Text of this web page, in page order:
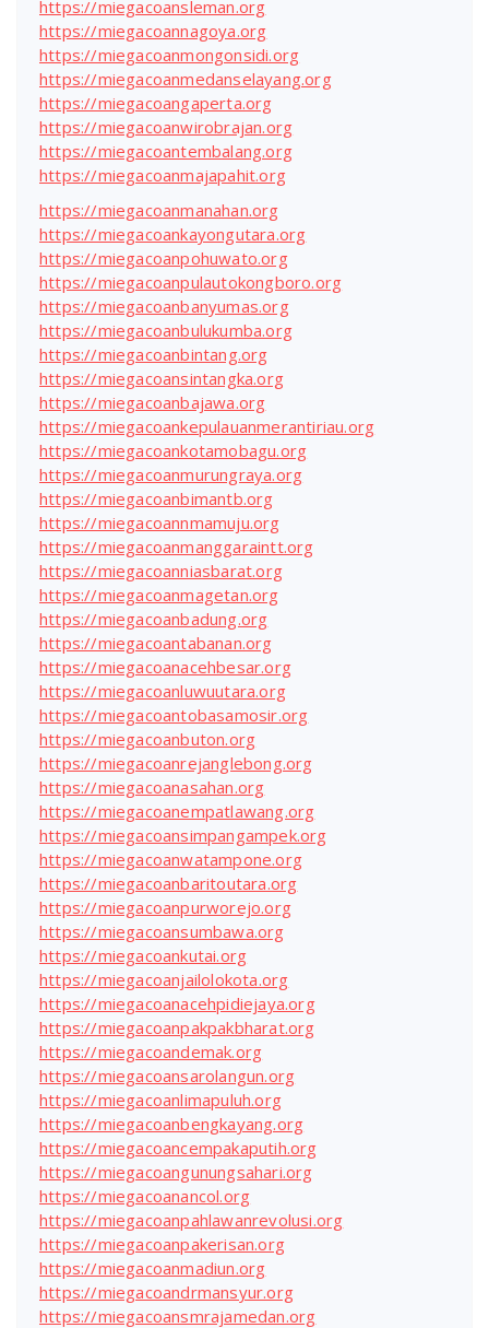
https://miegacoansleman.org
https://miegacoannagoya.org
https://miegacoanmongonsidi.org
https://miegacoanmedanselayang.org
https://miegacoangaperta.org
https://miegacoanwirobrajan.org
https://miegacoantembalang.org
https://miegacoanmajapahit.org
https://miegacoanmanahan.org
https://miegacoankayongutara.org
https://miegacoanpohuwato.org
https://miegacoanpulautokongboro.org
https://miegacoanbanyumas.org
https://miegacoanbulukumba.org
https://miegacoanbintang.org
https://miegacoansintangka.org
https://miegacoanbajawa.org
https://miegacoankepulauanmerantiriau.org
https://miegacoankotamobagu.org
https://miegacoanmurungraya.org
https://miegacoanbimantb.org
https://miegacoannmamuju.org
https://miegacoanmanggaraintt.org
https://miegacoanniasbarat.org
https://miegacoanmagetan.org
https://miegacoanbadung.org
https://miegacoantabanan.org
https://miegacoanacehbesar.org
https://miegacoanluwuutara.org
https://miegacoantobasamosir.org
https://miegacoanbuton.org
https://miegacoanrejanglebong.org
https://miegacoanasahan.org
https://miegacoanempatlawang.org
https://miegacoansimpangampek.org
https://miegacoanwatampone.org
https://miegacoanbaritoutara.org
https://miegacoanpurworejo.org
https://miegacoansumbawa.org
https://miegacoankutai.org
https://miegacoanjailolokota.org
https://miegacoanacehpidiejaya.org
https://miegacoanpakpakbharat.org
https://miegacoandemak.org
https://miegacoansarolangun.org
https://miegacoanlimapuluh.org
https://miegacoanbengkayang.org
https://miegacoancempakaputih.org
https://miegacoangunungsahari.org
https://miegacoanancol.org
https://miegacoanpahlawanrevolusi.org
https://miegacoanpakerisan.org
https://miegacoanmadiun.org
https://miegacoandrmansyur.org
https://miegacoansmrajamedan.org